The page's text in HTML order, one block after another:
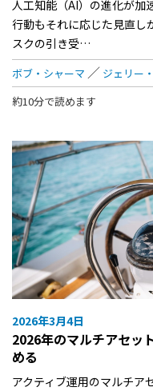
人工知能（AI）の進化が加
行動もそれに応じた見直し
スクの引き受…
ボブ・シャーマ
ジェリー
約10分で読めます
2026年3月4日
2026年のマルチアセッ
める
アクティブ運用のマルチア